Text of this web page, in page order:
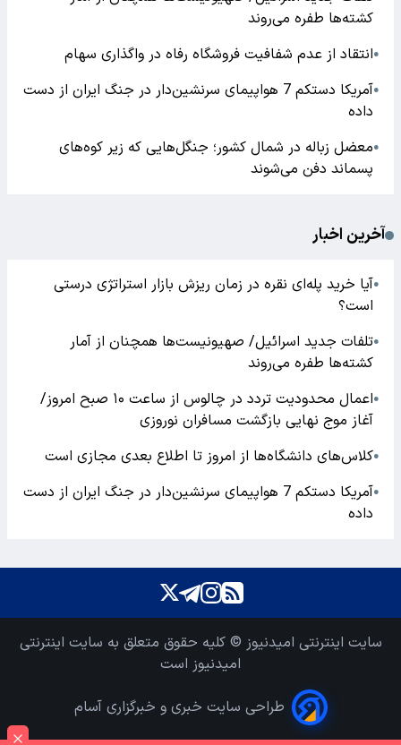
کشته‌ها طفره می‌روند
●انتقاد از عدم شفافیت فروشگاه رفاه در واگذاری سهام
●
آمریکا دستکم 7 هواپیمای سرنشین‌دار در جنگ ایران از دست
داده
●معضل زباله در شمال کشور؛ جنگل‌هایی که زیر کوه‌های
پسماند دفن می‌شوند
آخرین اخبار
●آیا خرید پله‌ای نقره در زمان ریزش بازار استراتژی درستی
است؟
●تلفات جدید اسرائیل/ صهیونیست‌ها همچنان از آمار
کشته‌ها طفره می‌روند
●
اعمال محدودیت تردد در چالوس از ساعت ۱۰ صبح امروز/
آغاز موج نهایی بازگشت مسافران نوروزی
●کلاس‌های دانشگاه‌ها از امروز تا اطلاع بعدی مجازی است
●
آمریکا دستکم 7 هواپیمای سرنشین‌دار در جنگ ایران از دست
داده
سایت اینترنتی امیدنیوز © کلیه حقوق متعلق به سایت اینترنتی
امیدنیوز است
طراحی سایت خبری و خبرگزاری آسام